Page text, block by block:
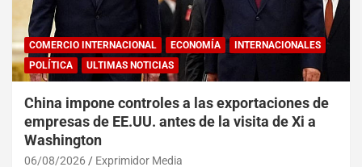
COMERCIO INTERNACIONAL ECONOMÍA
INTERNACIONALES
POLÍTICA
ULTIMAS NOTICIAS
China impone controles a las exportaciones de
empresas de EE.UU. antes de la visita de Xi a
Washington
06/08/2026 Exprimidor Media